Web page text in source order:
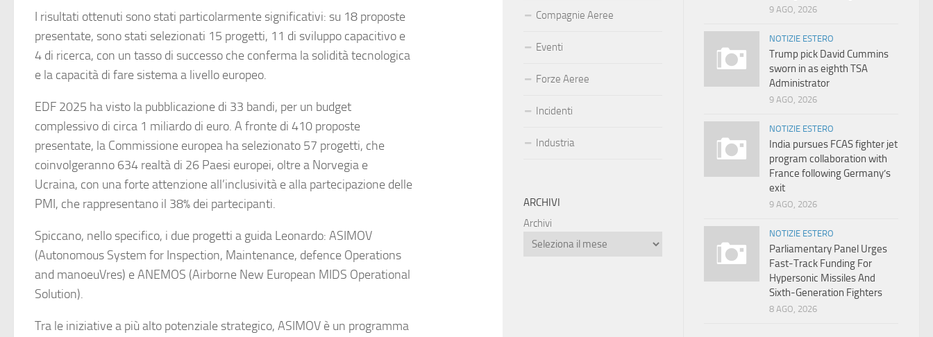
I risultati ottenuti sono stati particolarmente significativi: su 18 proposte
presentate, sono stati selezionati 15 progetti, 11 di sviluppo capacitivo e
4 di ricerca, con un tasso di successo che conferma la solidità tecnologica
e la capacità di fare sistema a livello europeo.
EDF 2025 ha visto la pubblicazione di 33 bandi, per un budget
complessivo di circa 1 miliardo di euro. A fronte di 410 proposte
presentate, la Commissione europea ha selezionato 57 progetti, che
coinvolgeranno 634 realtà di 26 Paesi europei, oltre a Norvegia e
Ucraina, con una forte attenzione all’inclusività e alla partecipazione delle
PMI, che rappresentano il 38% dei partecipanti.
Spiccano, nello specifico, i due progetti a guida Leonardo: ASIMOV
(Autonomous System for Inspection, Maintenance, defence Operations
and manoeuVres) e ANEMOS (Airborne New European MIDS Operational
Solution).
Tra le iniziative a più alto potenziale strategico, ASIMOV è un programma
9 AGO, 2026
NOTIZIE ESTERO
Trump pick David Cummins
sworn in as eighth TSA
Administrator
9 AGO, 2026
NOTIZIE ESTERO
India pursues FCAS fighter jet
program collaboration with
France following Germany’s
exit
9 AGO, 2026
NOTIZIE ESTERO
Parliamentary Panel Urges
Fast-Track Funding For
Hypersonic Missiles And
Sixth-Generation Fighters
8 AGO, 2026
Compagnie Aeree
Eventi
Forze Aeree
Incidenti
Industria
ARCHIVI
Archivi